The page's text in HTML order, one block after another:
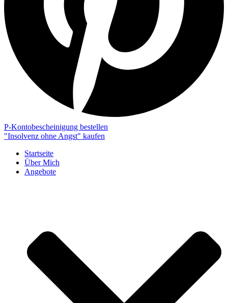
P-Kontobescheinigung bestellen
"Insolvenz ohne Angst" kaufen
Startseite
Über Mich
Angebote